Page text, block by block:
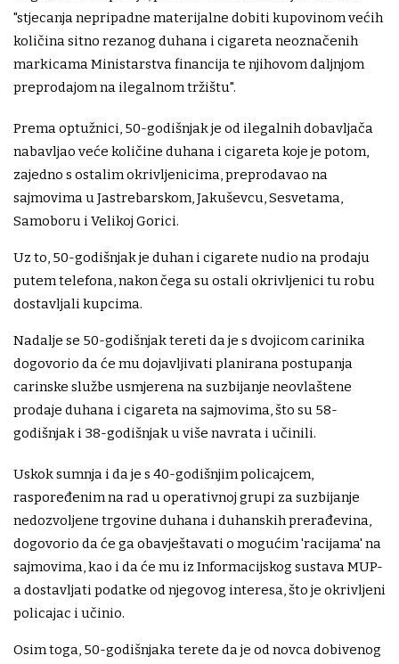
"stjecanja nepripadne materijalne dobiti kupovinom većih
količina sitno rezanog duhana i cigareta neoznačenih
markicama Ministarstva financija te njihovom daljnjom
preprodajom na ilegalnom tržištu".
Prema optužnici, 50-godišnjak je od ilegalnih dobavljača
nabavljao veće količine duhana i cigareta koje je potom,
zajedno s ostalim okrivljenicima, preprodavao na
sajmovima u Jastrebarskom, Jakuševcu, Sesvetama,
Samoboru i Velikoj Gorici.
Uz to, 50-godišnjak je duhan i cigarete nudio na prodaju
putem telefona, nakon čega su ostali okrivljenici tu robu
dostavljali kupcima.
Nadalje se 50-godišnjak tereti da je s dvojicom carinika
dogovorio da će mu dojavljivati planirana postupanja
carinske službe usmjerena na suzbijanje neovlaštene
prodaje duhana i cigareta na sajmovima, što su 58-
godišnjak i 38-godišnjak u više navrata i učinili.
Uskok sumnja i da je s 40-godišnjim policajcem,
raspoređenim na rad u operativnoj grupi za suzbijanje
nedozvoljene trgovine duhana i duhanskih prerađevina,
dogovorio da će ga obavještavati o mogućim 'racijama' na
sajmovima, kao i da će mu iz Informacijskog sustava MUP-
a dostavljati podatke od njegovog interesa, što je okrivljeni
policajac i učinio.
Osim toga, 50-godišnjaka terete da je od novca dobivenog